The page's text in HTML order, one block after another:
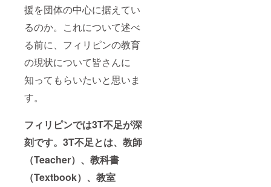
援を団体の中心に据えてい
るのか。これについて述べ
る前に、フィリピンの教育
の現状について皆さんに
知ってもらいたいと思いま
す。
フィリピンでは3T不足が深
刻です。3T不足とは、教師
（Teacher）、教科書
（Textbook）、教室